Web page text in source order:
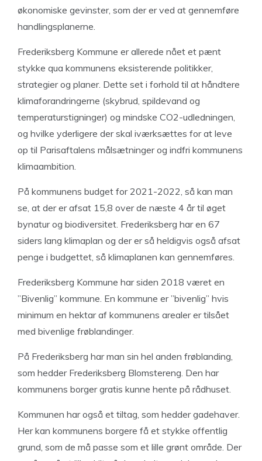
økonomiske gevinster, som der er ved at gennemføre
handlingsplanerne.
Frederiksberg Kommune er allerede nået et pænt
stykke qua kommunens eksisterende politikker,
strategier og planer. Dette set i forhold til at håndtere
klimaforandringerne (skybrud, spildevand og
temperaturstigninger) og mindske CO2-udledningen,
og hvilke yderligere der skal iværksættes for at leve
op til Parisaftalens målsætninger og indfri kommunens
klimaambition.
På kommunens budget for 2021-2022, så kan man
se, at der er afsat 15,8 over de næste 4 år til øget
bynatur og biodiversitet. Frederiksberg har en 67
siders lang klimaplan og der er så heldigvis også afsat
penge i budgettet, så klimaplanen kan gennemføres.
Frederiksberg Kommune har siden 2018 været en
”Bivenlig” kommune. En kommune er ”bivenlig” hvis
minimum en hektar af kommunens arealer er tilsået
med bivenlige frøblandinger.
På Frederiksberg har man sin hel anden frøblanding,
som hedder Frederiksberg Blomstereng. Den har
kommunens borger gratis kunne hente på rådhuset.
Kommunen har også et tiltag, som hedder gadehaver.
Her kan kommunens borgere få et stykke offentlig
grund, som de må passe som et lille grønt område. Der